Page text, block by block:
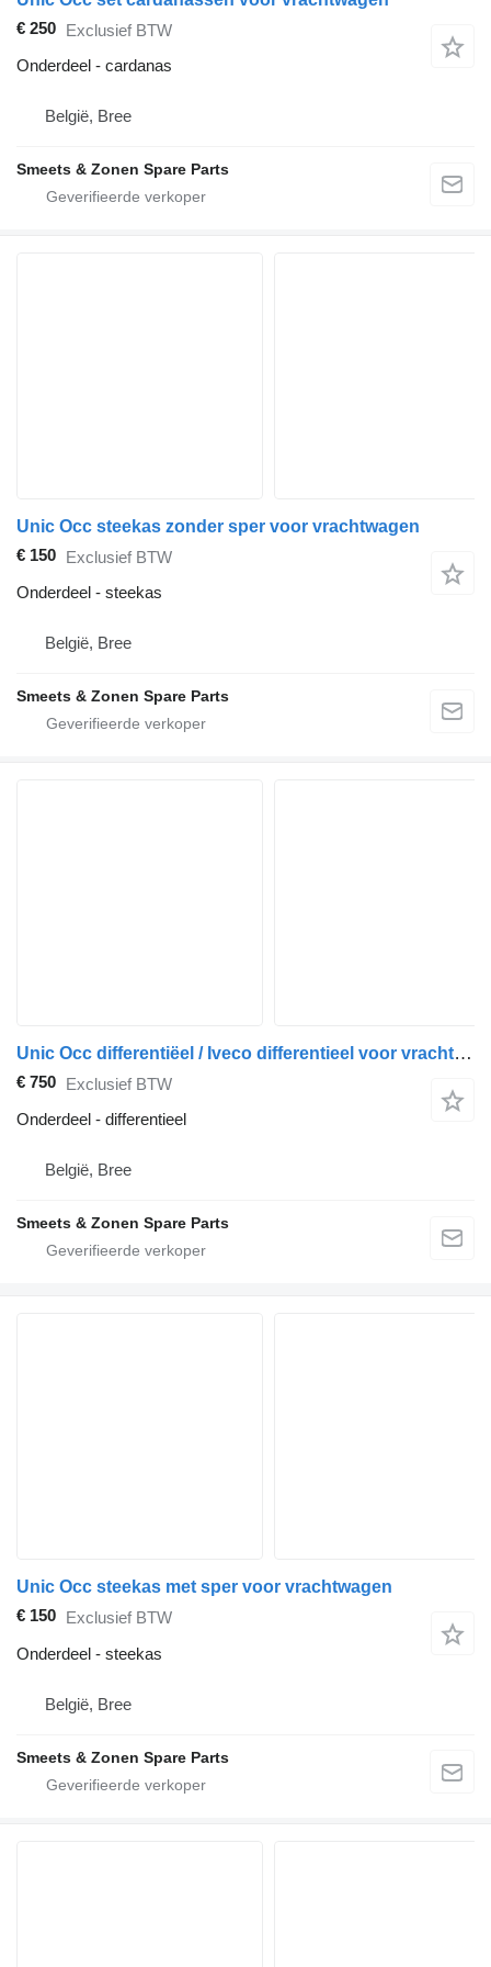
€ 250 Exclusief BTW
Onderdeel - cardanas
België, Bree
Smeets & Zonen Spare Parts
Unic Occ steekas zonder sper voor vrachtwagen
€ 150 Exclusief BTW
Onderdeel - steekas
België, Bree
Smeets & Zonen Spare Parts
Unic Occ differentiëel / Iveco differentieel voor vrachtwagen
€ 750 Exclusief BTW
Onderdeel - differentieel
België, Bree
Smeets & Zonen Spare Parts
Unic Occ steekas met sper voor vrachtwagen
€ 150 Exclusief BTW
Onderdeel - steekas
België, Bree
Smeets & Zonen Spare Parts